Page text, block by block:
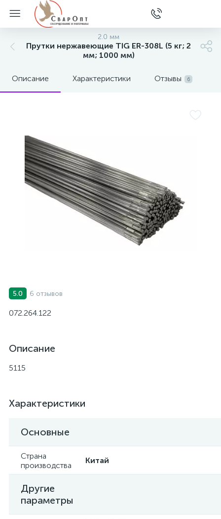
2.0 мм
Прутки нержавеющие TIG ER-308L (5 кг; 2
мм; 1000 мм)
Описание Характеристики Отзывы 6
5.0 6 отзывов
072.264.122
Описание
5115
Характеристики
Основные
Страна
производства
Китай
Другие
параметры